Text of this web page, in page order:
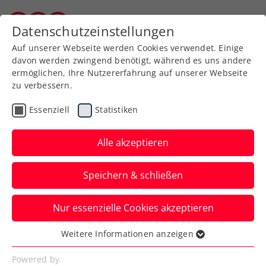
Zurück zur Newsübersicht
Turniere
ITF World Tennis Tour
powered by Raiffeisen:
Neumayer vor Turniersieg
Das ÖTV-Ass zeigt sich in Telfs bei seiner
Kitzbühel-Generalprobe von seiner
besten Seite.
Verfasst von: Manuel Wachta, 20.07.2024
Datenschutzeinstellungen
Auf unserer Webseite werden Cookies verwendet. Einige
davon werden zwingend benötigt, während es uns andere
ermöglichen, Ihre Nutzererfahrung auf unserer Webseite
zu verbessern.
Essenziell Statistiken
Alle akzeptieren
Speichern & schließen
Nur essenzielle Cookies akzeptieren
Essenziell
Essenzielle Cookies werden für grundlegende
Weitere Informationen anzeigen
Powered by